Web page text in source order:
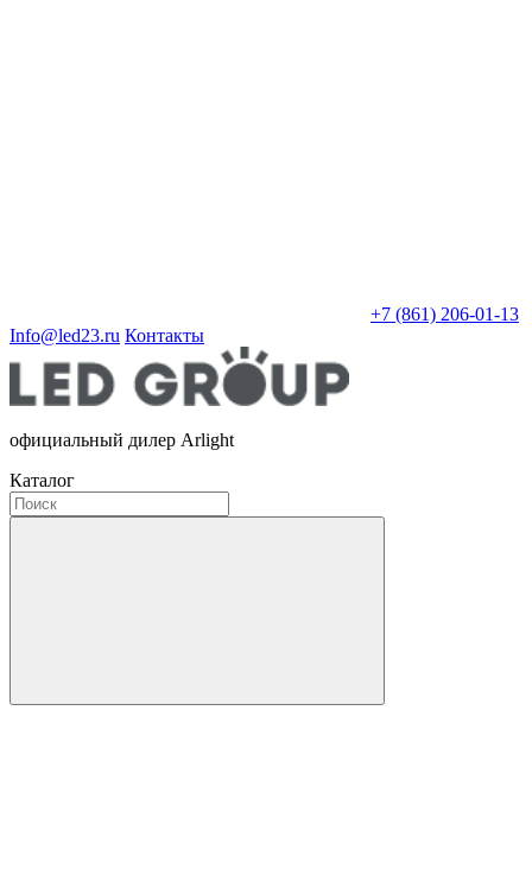
+7 (861) 206-01-13
Info@led23.ru Контакты
официальный дилер Arlight
Каталог